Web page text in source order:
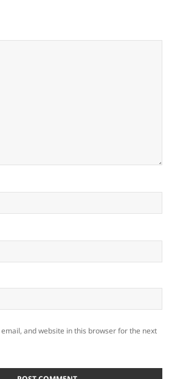
email, and website in this browser for the next